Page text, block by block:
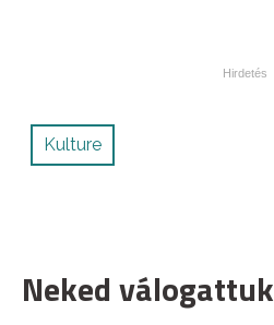
Kulture
Neked válogattuk